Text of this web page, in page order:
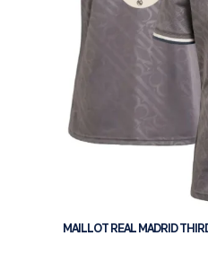
MAILLOT REAL MADRID